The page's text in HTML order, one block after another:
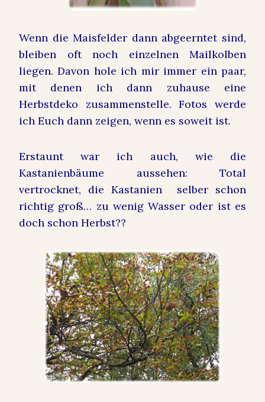
Wenn die Maisfelder dann abgeerntet sind,
bleiben oft noch einzelnen Mailkolben
liegen. Davon hole ich mir immer ein paar,
mit denen ich dann zuhause eine
Herbstdeko zusammenstelle. Fotos werde
ich Euch dann zeigen, wenn es soweit ist.
Erstaunt war ich auch, wie die
Kastanienbäume aussehen: Total
vertrocknet, die Kastanien selber schon
richtig groß… zu wenig Wasser oder ist es
doch schon Herbst??